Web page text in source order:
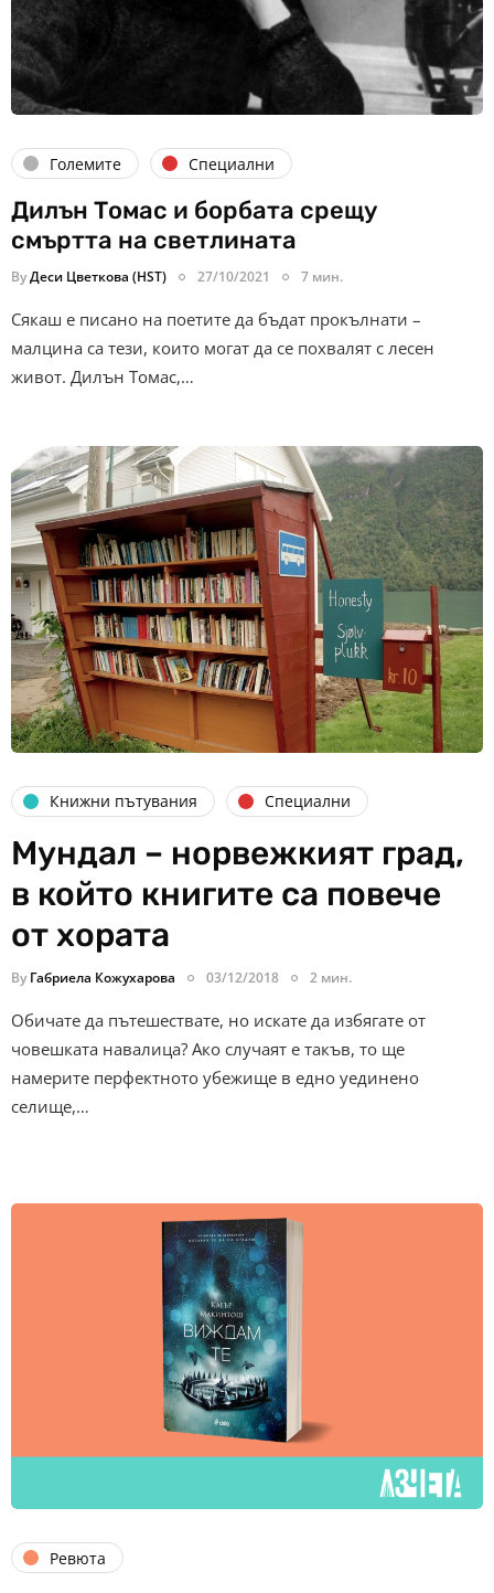
Големите Специални
Дилън Томас и борбата срещу
смъртта на светлината
ByДеси Цветкова (HST) 27/10/2021 7 мин.
Сякаш е писано на поетите да бъдат прокълнати –
малцина са тези, които могат да се похвалят с лесен
живот. Дилън Томас,…
Книжни пътувания Специални
Мундал – норвежкият град,
в който книгите са повече
от хората
By Габриела Кожухарова 03/12/2018 2 мин.
Обичате да пътешествате, но искате да избягате от
човешката навалица? Ако случаят е такъв, то ще
намерите перфектното убежище в едно уединено
селище,…
Ревюта